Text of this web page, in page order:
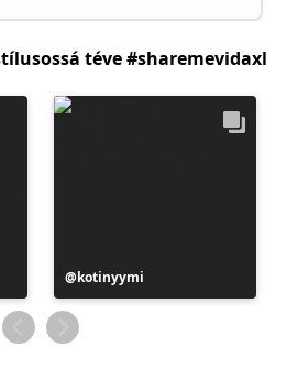
téve #sharemevidaxl
Bejegyzés
közzétevője
kotinyymi